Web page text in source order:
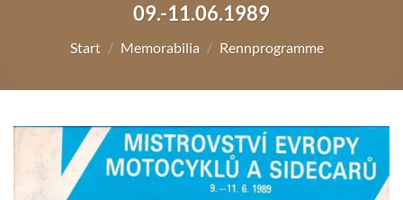
09.-11.06.1989
Start / Memorabilia / Rennprogramme